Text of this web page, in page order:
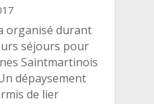
organisé durant
séjours pour
Saintmartinois
dépaysement
de lier